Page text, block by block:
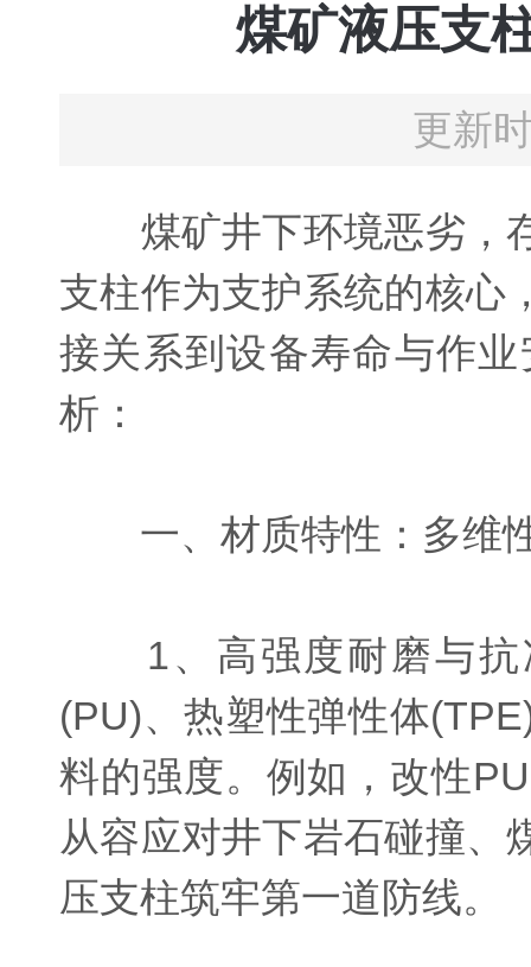
煤矿液压支
更新
煤矿井下环境恶劣，存
支柱作为支护系统的核心
接关系到设备寿命与作
析：
一、材质特性：多维
1、高强度耐磨与抗
(PU)、热塑性弹性体
料的强度。例如，改性
从容应对井下岩石碰撞、
压支柱筑牢第一道防线。